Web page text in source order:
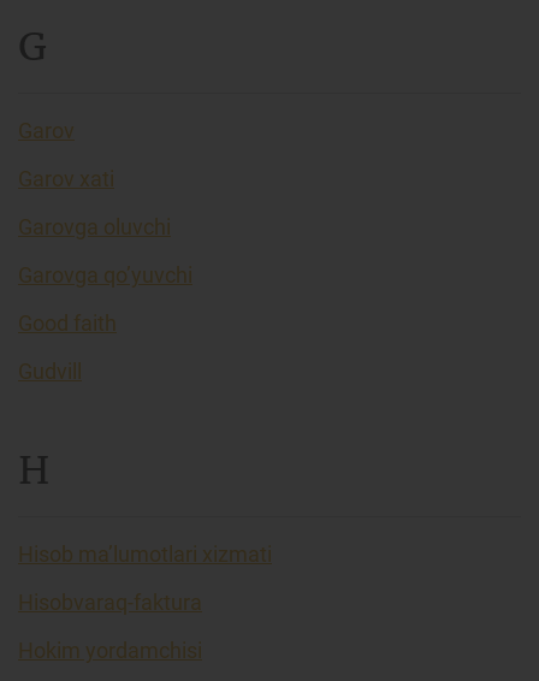
G
Garov
Garov xati
Garovga oluvchi
Garovga qo’yuvchi
Good faith
Gudvill
H
Hisob ma’lumotlari xizmati
Hisobvaraq-faktura
Hokim yordamchisi